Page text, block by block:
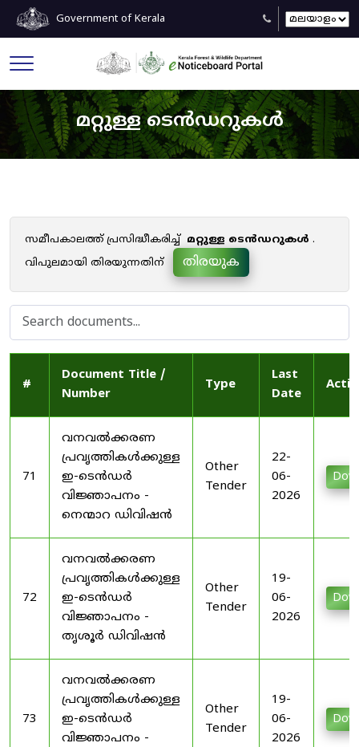
Government of Kerala
മറ്റുള്ള ടെൻഡറുകൾ
സമീപകാലത്ത് പ്രസിദ്ധീകരിച്ച് മറ്റുള്ള ടെൻഡറുകൾ .
വിപുലമായി തിരയുന്നതിന്
തിരയുക
#
Document Title /
Number
Type
Last
Date
71
വനവൽക്കരണ
പ്രവൃത്തികൾക്കുള്ള
ഇ-ടെൻഡർ
വിജ്ഞാപനം -
നെന്മാറ ഡിവിഷൻ
Other
Tender
22-
06-
2026
72
വനവൽക്കരണ
പ്രവൃത്തികൾക്കുള്ള
ഇ-ടെൻഡർ
വിജ്ഞാപനം -
തൃശൂർ ഡിവിഷൻ
Other
Tender
19-
06-
2026
73
വനവൽക്കരണ
പ്രവൃത്തികൾക്കുള്ള
ഇ-ടെൻഡർ
വിജ്ഞാപനം -
Other
Tender
19-
06-
2026